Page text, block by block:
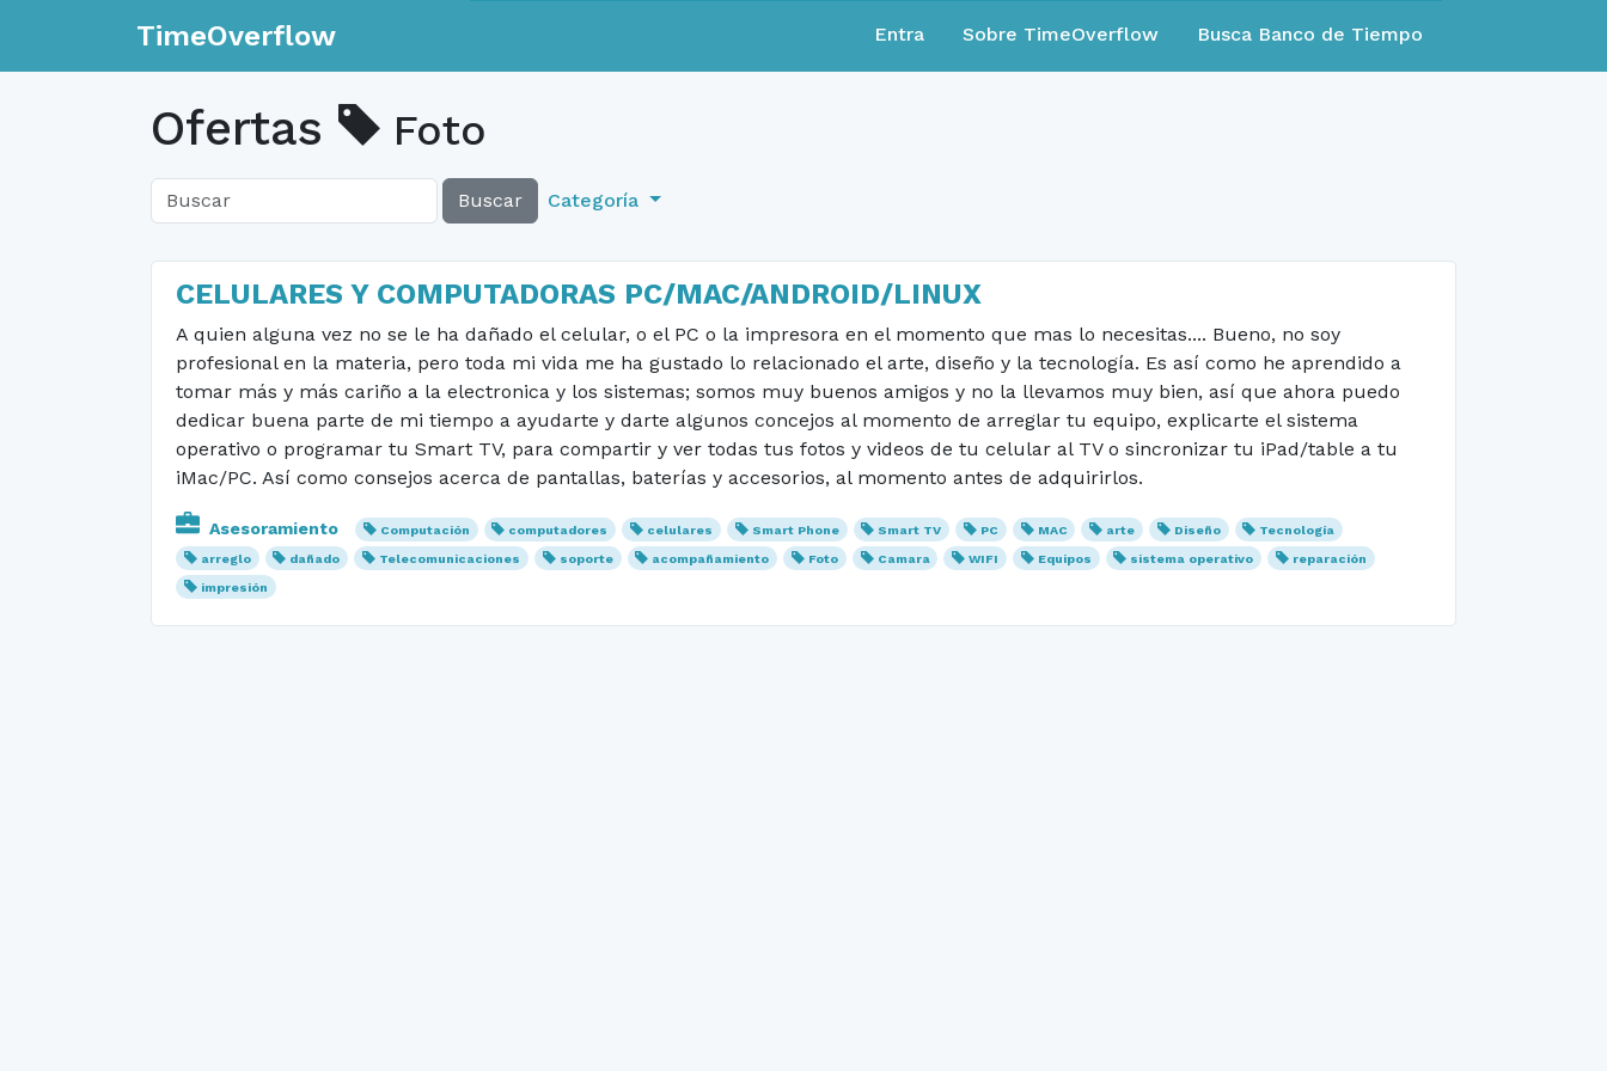
TimeOverflow Entra Sobre TimeOverflow Busca Banco de Tiempo
Ofertas Foto
Buscar Categoría
CELULARES Y COMPUTADORAS PC/MAC/ANDROID/LINUX
A quien alguna vez no se le ha dañado el celular, o el PC o la impresora en el momento que mas lo necesitas.... Bueno, no soy
profesional en la materia, pero toda mi vida me ha gustado lo relacionado el arte, diseño y la tecnología. Es así como he aprendido a
tomar más y más cariño a la electronica y los sistemas; somos muy buenos amigos y no la llevamos muy bien, así que ahora puedo
dedicar buena parte de mi tiempo a ayudarte y darte algunos concejos al momento de arreglar tu equipo, explicarte el sistema
operativo o programar tu Smart TV, para compartir y ver todas tus fotos y videos de tu celular al TV o sincronizar tu iPad/table a tu
iMac/PC. Así como consejos acerca de pantallas, baterías y accesorios, al momento antes de adquirirlos.
Asesoramiento Computación computadores celulares Smart Phone Smart TV PC MAC arte Diseño
Tecnología
arreglo
dañado Telecomunicaciones soporte acompañamiento Foto Camara WIFI Equipos sistema operativo
reparación
impresión